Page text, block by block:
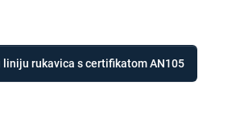
rukavica s certifikatom AN105